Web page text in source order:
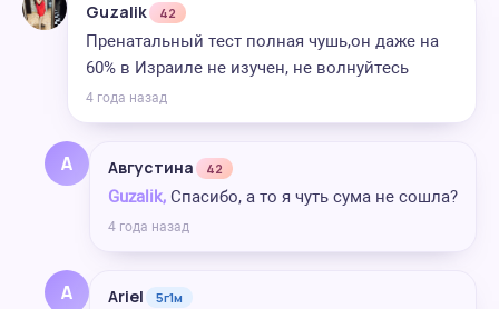
Guzalik 42
Пренатальный тест полная чушь,он даже на
60% в Израиле не изучен, не волнуйтесь
4 года назад
А Августина 42
Guzalik, Спасибо, а то я чуть сума не сошла?
4 года назад
A Ariel 5г1м